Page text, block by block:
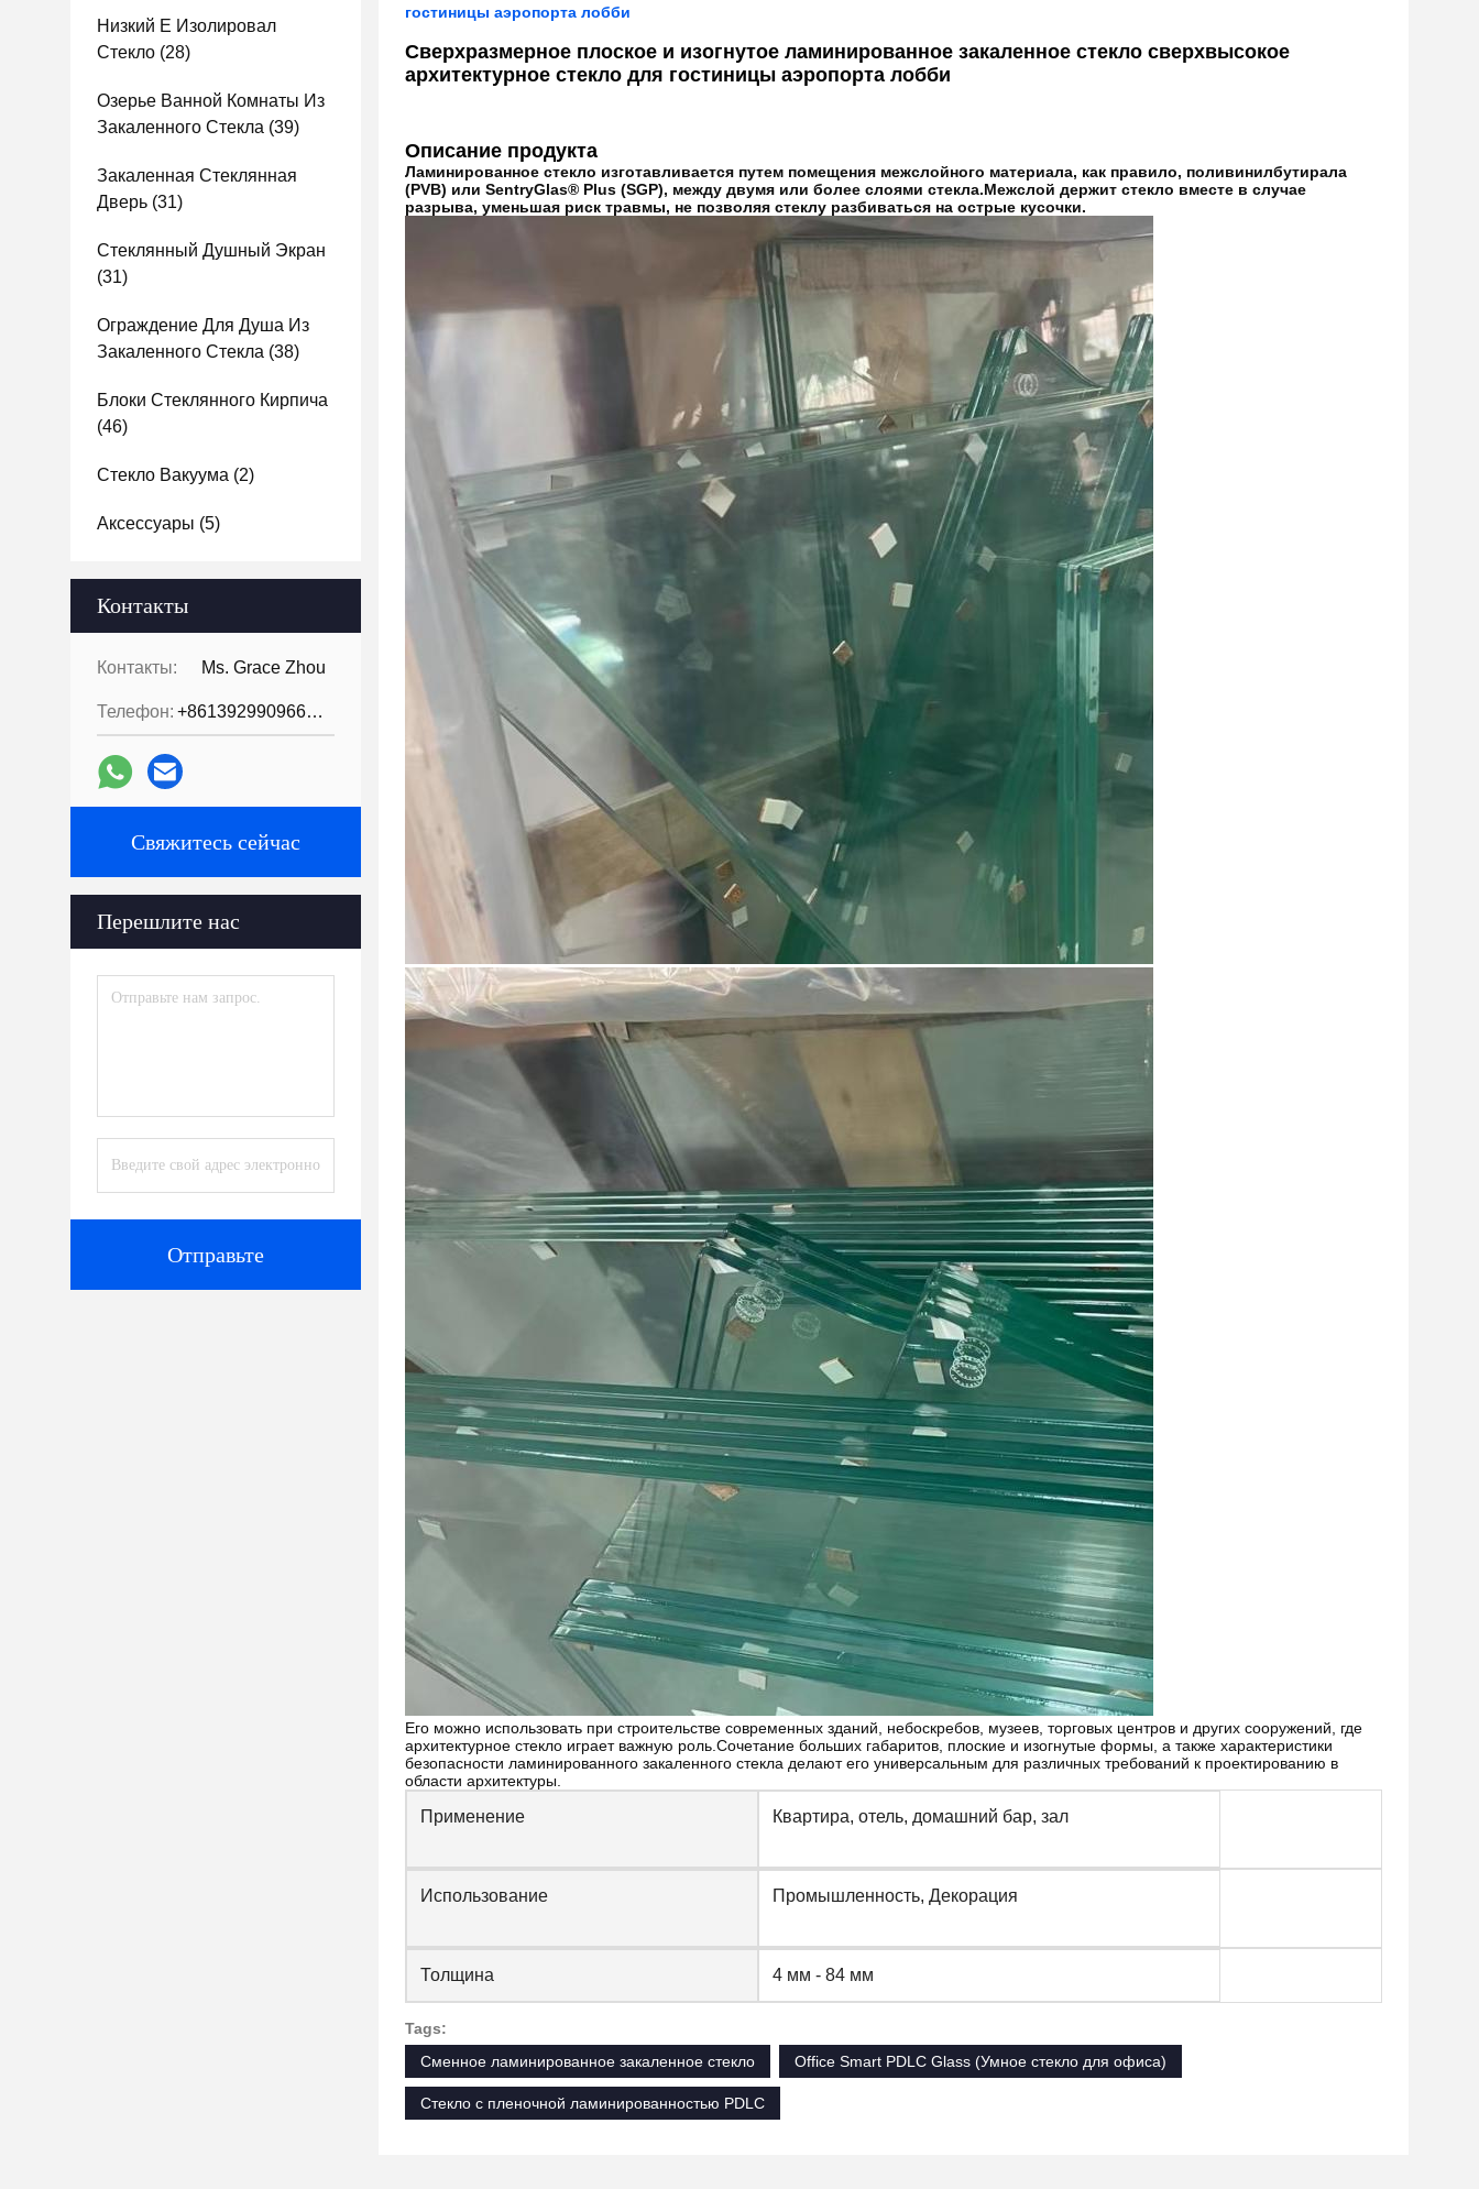
Низкий E Изолировал
Стекло (28)
Озерье Ванной Комнаты Из
Закаленного Стекла (39)
Закаленная Стеклянная
Дверь (31)
Стеклянный Душный Экран
(31)
Ограждение Для Душа Из
Закаленного Стекла (38)
Блоки Стеклянного Кирпича
(46)
Стекло Вакуума (2)
Аксессуары (5)
Контакты
Контакты: Ms. Grace Zhou
Телефон: +8613929909663--13690711186
Свяжитесь сейчас
Перешлите нас
Отправьте
гостиницы аэропорта лобби
Сверхразмерное плоское и изогнутое ламинированное закаленное стекло сверхвысокое
архитектурное стекло для гостиницы аэропорта лобби
Описание продукта
Ламинированное стекло изготавливается путем помещения межслойного материала, как правило, поливинилбутирала
(PVB) или SentryGlas® Plus (SGP), между двумя или более слоями стекла.Межслой держит стекло вместе в случае
разрыва, уменьшая риск травмы, не позволяя стеклу разбиваться на острые кусочки.
Его можно использовать при строительстве современных зданий, небоскребов, музеев, торговых центров и других сооружений, где
архитектурное стекло играет важную роль.Сочетание больших габаритов, плоские и изогнутые формы, а также характеристики
безопасности ламинированного закаленного стекла делают его универсальным для различных требований к проектированию в
области архитектуры.
Применение Квартира, отель, домашний бар, зал
Использование Промышленность, Декорация
Толщина 4 мм - 84 мм
Tags:
Сменное ламинированное закаленное стекло
Office Smart PDLC Glass (Умное стекло для офиса)
Стекло с пленочной ламинированностью PDLC